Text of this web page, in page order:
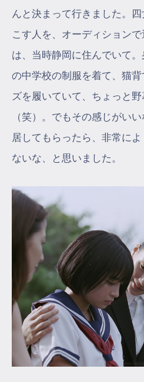
んと決まって行きました。
こす人を、オーディション
は、当時静岡に住んでいて
の中学校の制服を着て、猫
ズを履いていて、ちょっと
（笑）。でもその感じがい
居してもらったら、非常に
ないな、と思いました。